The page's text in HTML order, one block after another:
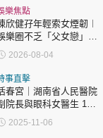
樂焦點
欣健孖年輕索女煙韌︱
樂圈不乏「父女戀」
「爺孫戀」 年齡差距最大
達51歲 最受矚目有李龍
謝賢
2026-08-04
事直擊
春宮｜湖南省人民醫院
院長與眼科女醫生 17
分鐘「激戰」片流出 動作
露骨 網上瘋傳
2025-11-06